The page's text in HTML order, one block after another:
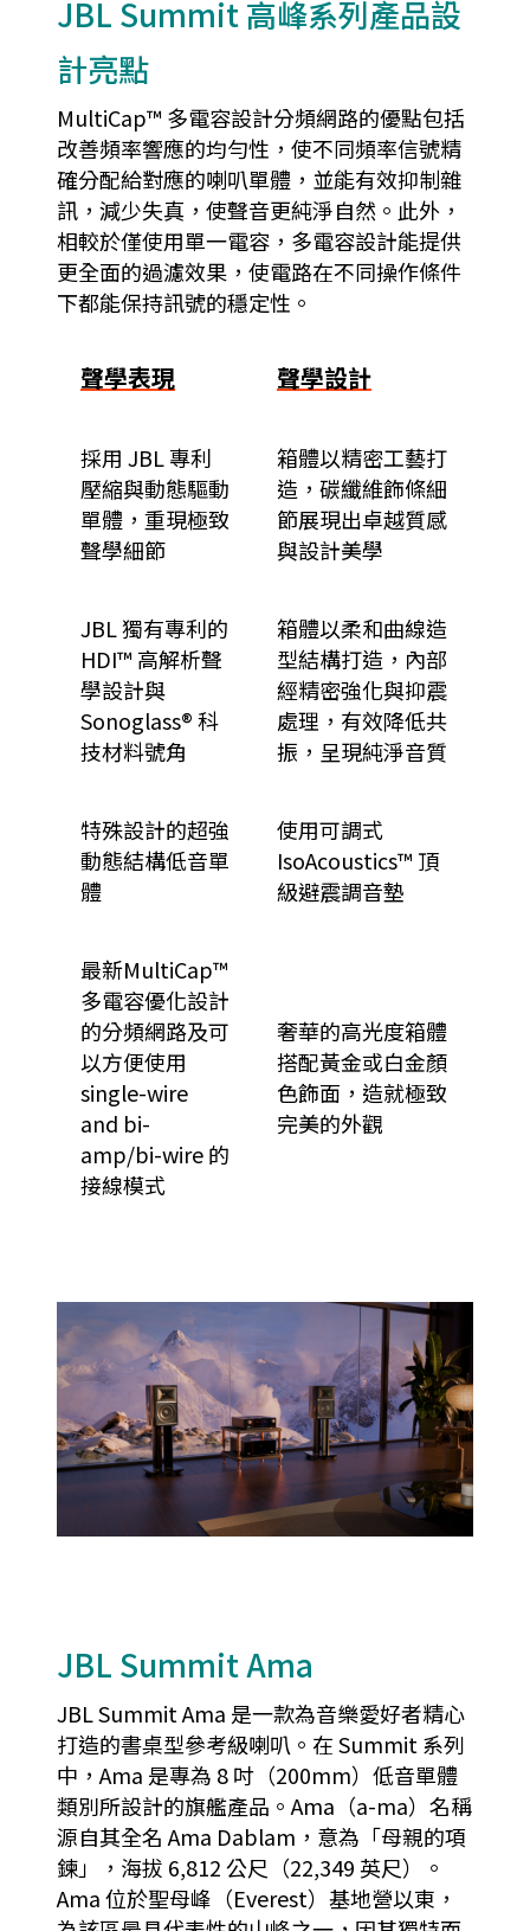
JBL Summit 高峰系列產品設
計亮點
MultiCap™ 多電容設計分頻網路的優點包括
改善頻率響應的均勻性，使不同頻率信號精
確分配給對應的喇叭單體，並能有效抑制雜
訊，減少失真，使聲音更純淨自然。此外，
相較於僅使用單一電容，多電容設計能提供
更全面的過濾效果，使電路在不同操作條件
下都能保持訊號的穩定性。
聲學表現 聲學設計
採用 JBL 專利
壓縮與動態驅動
單體，重現極致
聲學細節
箱體以精密工藝打
造，碳纖維飾條細
節展現出卓越質感
與設計美學
JBL 獨有專利的
HDI™ 高解析聲
學設計與
Sonoglass® 科
技材料號角
箱體以柔和曲線造
型結構打造，內部
經精密強化與抑震
處理，有效降低共
振，呈現純淨音質
特殊設計的超強
動態結構低音單
體
使用可調式
IsoAcoustics™ 頂
級避震調音墊
最新MultiCap™
多電容優化設計
的分頻網路及可
以方便使用
single-wire
and bi-
amp/bi-wire 的
接線模式
奢華的高光度箱體
搭配黃金或白金顏
色飾面，造就極致
完美的外觀
JBL Summit Ama
JBL Summit Ama 是一款為音樂愛好者精心
打造的書桌型參考級喇叭。在 Summit 系列
中，Ama 是專為 8 吋（200mm）低音單體
類別所設計的旗艦產品。Ama（a-ma）名稱
源自其全名 Ama Dablam，意為「母親的項
鍊」，海拔 6,812 公尺（22,349 英尺）。
Ama 位於聖母峰（Everest）基地營以東，